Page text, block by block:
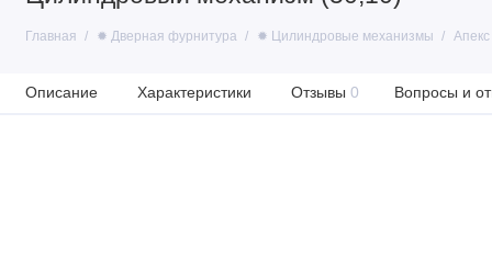
Главная ✹ Дверная фурнитура ✹ Цилиндровые механизмы
Описание Характеристики Отзывы 0 Вопросы и